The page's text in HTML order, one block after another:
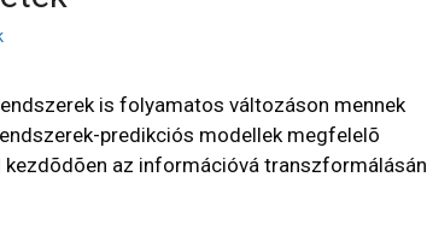
is folyamatos változáson mennek
predikciós modellek megfelelõ
az információvá transzformálásán